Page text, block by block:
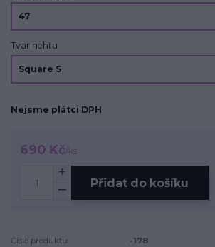
Tvar nehtu
Nejsme plátci DPH
690 Kč/ks
Přidat do košíku
Číslo produktu: -178